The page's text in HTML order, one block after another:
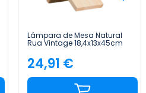
Lámpara de Mesa Natural
Rua Vintage 18,4x13x45cm
Precio
24,91 €